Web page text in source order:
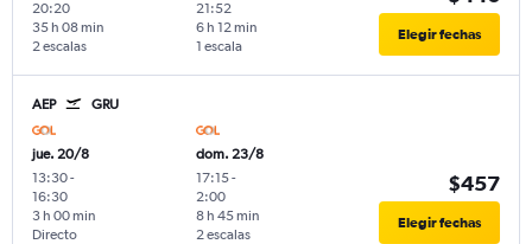
20:20
2 escalas
35 h 08 min
21:52
1 escala
6 h 12 min Elegir fechas
AEP GRU
jue. 20/8
13:30-
16:30
Directo
3 h 00 min
dom. 23/8
17:15-
2:00
2 escalas
8 h 45 min
$457
Elegir fechas